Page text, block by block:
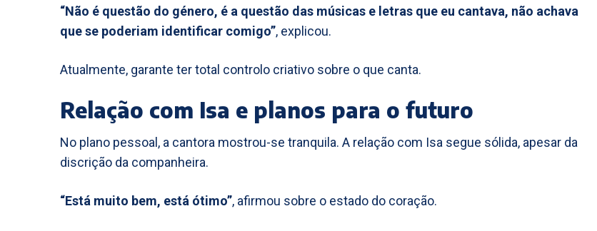
“Não é questão do género, é a questão das músicas e letras que eu cantava, não achava
que se poderiam identificar comigo”, explicou.
Atualmente, garante ter total controlo criativo sobre o que canta.
Relação com Isa e planos para o futuro
No plano pessoal, a cantora mostrou-se tranquila. A relação com Isa segue sólida, apesar da
discrição da companheira.
“Está muito bem, está ótimo”, afirmou sobre o estado do coração.